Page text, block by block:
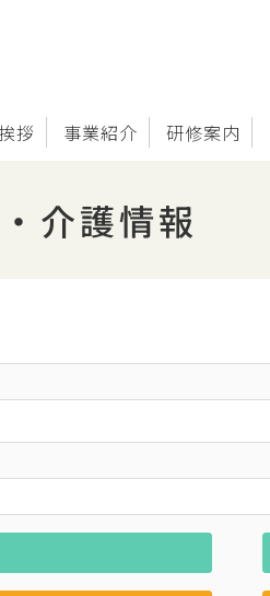
拶 事業紹介 研修案内
介護情報